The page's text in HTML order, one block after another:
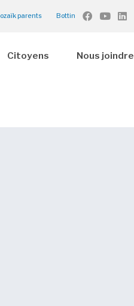
parents Bottin
Citoyens Nous joindre